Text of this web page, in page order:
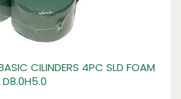
CILINDERS 4PC SLD FOAM
D8.0H5.0